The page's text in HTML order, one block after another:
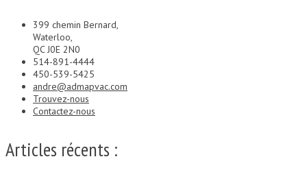
399 chemin Bernard,
Waterloo,
QC J0E 2N0
514-891-4444
450-539-5425
andre@admapvac.com
Trouvez-nous
Contactez-nous
Articles récents :